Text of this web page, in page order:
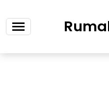
rumah-1-lt-grand-fidelia-